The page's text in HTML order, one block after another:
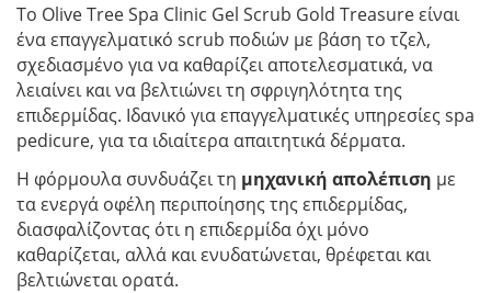
Το Olive Tree Spa Clinic Gel Scrub Gold Treasure είναι
ένα επαγγελματικό scrub ποδιών με βάση το τζελ,
σχεδιασμένο για να καθαρίζει αποτελεσματικά, να
λειαίνει και να βελτιώνει τη σφριγηλότητα της
επιδερμίδας. Ιδανικό για επαγγελματικές υπηρεσίες spa
pedicure, για τα ιδιαίτερα απαιτητικά δέρματα.
Η φόρμουλα συνδυάζει τη μηχανική απολέπιση με
τα ενεργά οφέλη περιποίησης της επιδερμίδας,
διασφαλίζοντας ότι η επιδερμίδα όχι μόνο
καθαρίζεται, αλλά και ενυδατώνεται, θρέφεται και
βελτιώνεται ορατά.